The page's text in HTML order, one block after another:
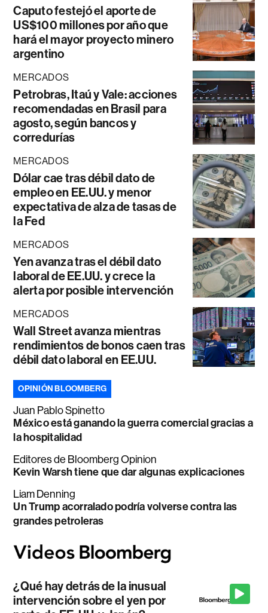
Caputo festejó el aporte de
US$100 millones por año que
hará el mayor proyecto minero
argentino
MERCADOS
Petrobras, Itaú y Vale: acciones
recomendadas en Brasil para
agosto, según bancos y
corredurías
MERCADOS
Dólar cae tras débil dato de
empleo en EE.UU. y menor
expectativa de alza de tasas de
la Fed
MERCADOS
Yen avanza tras el débil dato
laboral de EE.UU. y crece la
alerta por posible intervención
MERCADOS
Wall Street avanza mientras
rendimientos de bonos caen tras
débil dato laboral en EE.UU.
OPINIÓN BLOOMBERG
Juan Pablo Spinetto
México está ganando la guerra comercial gracias a
la hospitalidad
Editores de Bloomberg Opinion
Kevin Warsh tiene que dar algunas explicaciones
Liam Denning
Un Trump acorralado podría volverse contra las
grandes petroleras
¿Qué hay detrás de la inusual
intervención sobre el yen por